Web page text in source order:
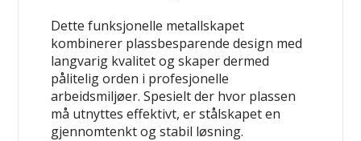
Dette funksjonelle metallskapet
kombinerer plassbesparende design med
langvarig kvalitet og skaper dermed
pålitelig orden i profesjonelle
arbeidsmiljøer. Spesielt der hvor plassen
må utnyttes effektivt, er stålskapet en
gjennomtenkt og stabil løsning.